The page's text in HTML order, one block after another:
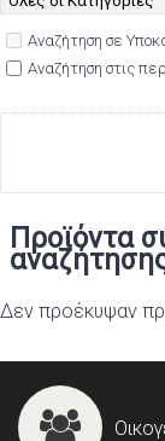
Αναζήτηση σε
Αναζήτηση στις
Προϊόντα
Δεν προέκυψαν